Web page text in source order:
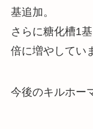
基追加。
さらに糖化槽1
倍に増やしてい
今後のキルホー